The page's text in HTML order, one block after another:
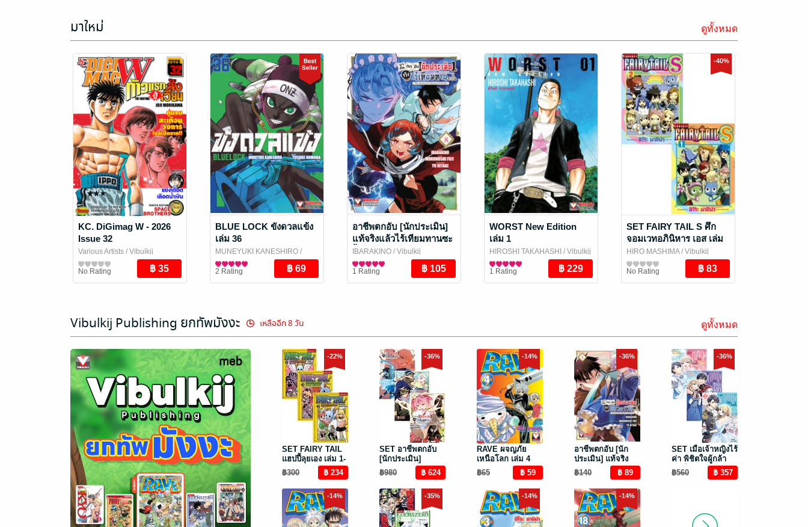
มาใหม่ ดูทั้งหมด
KC. DiGimag W - 2026
Issue 32
Various Artists / Vibulkij
Publishing
นิตยสารการ์ตูนและเกม
No Rating
BLUE LOCK ขังดวลแข้ง
เล่ม 36
MUNEYUKI KANESHIRO /
Vibulkij Publishing
การ์ตูนทั่วไป
2 Rating
อาชีพตกอับ [นักประเมิน]
แท้จริงแล้วไร้เทียมทานซะ
งั้น ~ได้รับ [เนตรเทวะ] อัน
สุดยอดมาซะอย่างนั้น~
เล่ม 8
IBARAKINO / Vibulkij
Publishing
การ์ตูนทั่วไป
1 Rating
WORST New Edition
เล่ม 1
HIROSHI TAKAHASHI / Vibulkij
Publishing
การ์ตูนทั่วไป
1 Rating
-40%
SET FAIRY TAIL S ศึก
จอมเวทอภินิหาร เอส เล่ม
1-2 (จบ)
HIRO MASHIMA/ Vibulkij
Publishing
การ์ตูนทั่วไป
No Rating
Vibulkij Publishing ยกทัพมังงะ เหลืออีก 8 วัน ดูทั้งหมด
-22%
SET FAIRY TAIL
แฮปปี้ลุยเอง เล่ม 1-
4 (จบ)
฿300
-36%
SET อาชีพตกอับ
[นักประเมิน]
แท้จริงแล้วไร้เทียม
ทานซะงั้น ~ได้รับ
[เนตรเทวะ] อันสุด
ยอดมาซะอย่าง
นั้น~ เล่ม 1-7 (จบ)
฿980
-14%
RAVE ผจญภัย
เหนือโลก เล่ม 4
฿65
-36%
อาชีพตกอับ [นัก
ประเมิน] แท้จริง
แล้วไร้เทียมทานซะ
งั้น ~ได้รับ [เนตร
เทวะ] อันสุดยอดมา
ซะอย่างนั้น~ เล่ม 4
฿140
-36%
SET เมื่อเจ้าหญิงไร้
ค่า พิชิตใจผู้กล้า
ต่างโลก เล่ม 1-4
(จบ)
฿560
-14% -35% -14% -14%